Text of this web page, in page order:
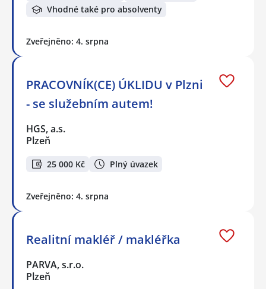
Vhodné také pro absolventy
Zveřejněno: 4. srpna
PRACOVNÍK(CE) ÚKLIDU v Plzni
- se služebním autem!
HGS, a.s.
Plzeň
25 000 Kč Plný úvazek
Zveřejněno: 4. srpna
Realitní makléř / makléřka
PARVA, s.r.o.
Plzeň